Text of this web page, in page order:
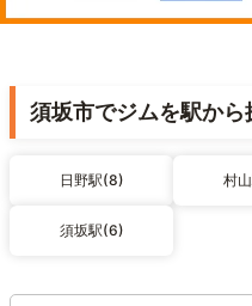
須坂市でジムを駅から
日野駅(8) 村
須坂駅(6)